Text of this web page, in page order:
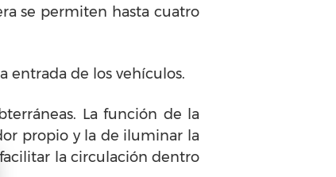
se permiten hasta cuatro
entrada de los vehículos.
La función de la
propio y la de iluminar la
la circulación dentro